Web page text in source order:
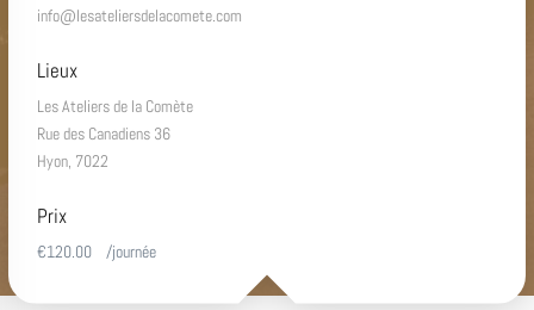
info@lesateliersdelacomete.com
Lieux
Les Ateliers de la Comète
Rue des Canadiens 36
Hyon 7022
Prix
€120.00 /journée